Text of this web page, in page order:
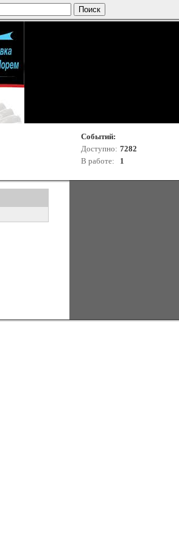
Событий:
Доступно: 7282
В работе:
1